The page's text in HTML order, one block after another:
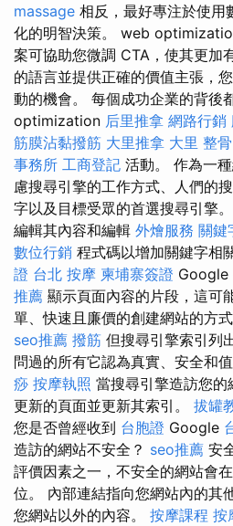
massage 相反，最好專注於使用
化的明智決策。 web
案可協助您微調 CTA，使其更加
的語言並提供正確的價值主張，
動的機會。 每個成功企業的背後
optimization 后里推拿 網路行銷
筋膜沾黏撥筋 大里推拿 大里 整骨
事務所 工商登記 活動。 作為一
慮搜尋引擎的工作方式、人們的
字以及目標受眾的首選搜尋引擎。
編輯其內容和編輯 外燴服務 關鍵
數位行銷 程式碼以增加關鍵字相
證 台北 按摩 柬埔寨簽證 Google
推薦 顯示頁面內容的片段，這可
單、快速且廉價的創建網站的方式
seo推薦 撥筋 但搜尋引擎索引列
問過的所有它認為真實、安全和
痧 按摩執照 當搜尋引擎造訪您
更新的頁面並更新其索引。 拔罐
您是否曾經收到 台胞證 Google
造訪的網站不安全？ seo推薦 安
評價因素之一，不安全的網站會
位。 內部連結指向您網站內的其
您網站以外的內容。 按摩課程 按